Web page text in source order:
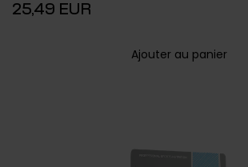
25,49 EUR
Ajouter au panier